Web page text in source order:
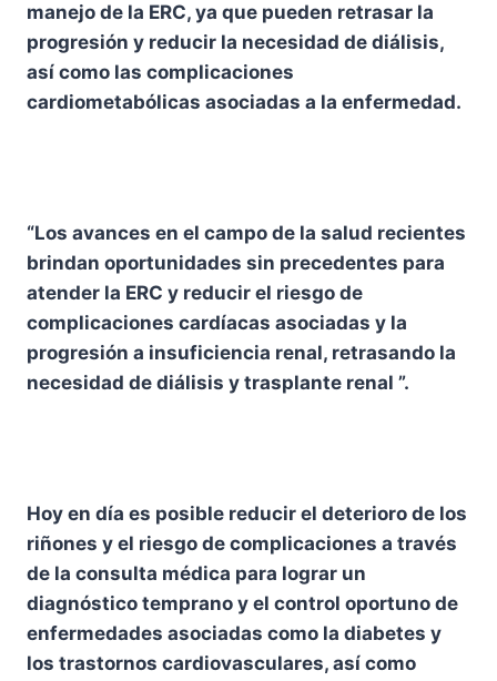
manejo de la ERC, ya que pueden retrasar la
progresión y reducir la necesidad de diálisis,
así como las complicaciones
cardiometabólicas asociadas a la enfermedad.
“Los avances en el campo de la salud recientes
brindan oportunidades sin precedentes para
atender la ERC y reducir el riesgo de
complicaciones cardíacas asociadas y la
progresión a insuficiencia renal, retrasando la
necesidad de diálisis y trasplante renal ”.
Hoy en día es posible reducir el deterioro de los
riñones y el riesgo de complicaciones a través
de la consulta médica para lograr un
diagnóstico temprano y el control oportuno de
enfermedades asociadas como la diabetes y
los trastornos cardiovasculares, así como